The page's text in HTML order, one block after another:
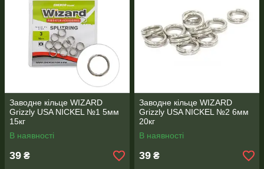
Заводне кільце WIZARD
Grizzly USA NICKEL №1 5мм
15кг
В наявності
39 ₴
Заводне кільце WIZARD
Grizzly USA NICKEL №2 6мм
20кг
В наявності
39 ₴